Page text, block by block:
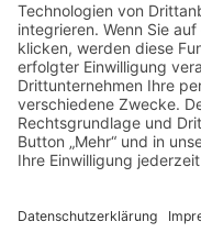
17.04.2026
Fahrtenprogramm
12.10.2025
Darstellung
Gebiets der